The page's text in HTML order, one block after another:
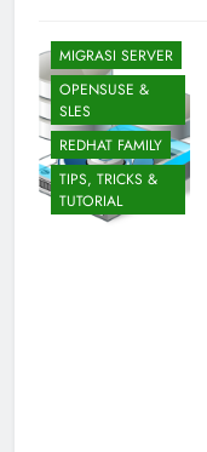
MIGRASI SERVER
OPENSUSE &
SLES
REDHAT FAMILY
TIPS, TRICKS &
TUTORIAL